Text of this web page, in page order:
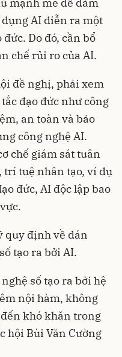
AI diễn ra một
Do đó, cần bổ
chế rủi ro của AI.
đề nghị, phải xem
đạo đức như công
an toàn và bảo
công nghệ AI.
chế giám sát tuân
trí tuệ nhân tạo, ví dụ
đức, AI độc lập bao
quy định về dán
tạo ra bởi AI.
số tạo ra bởi hệ
nội hàm, không
khó khăn trong
hội Bùi Văn Cường